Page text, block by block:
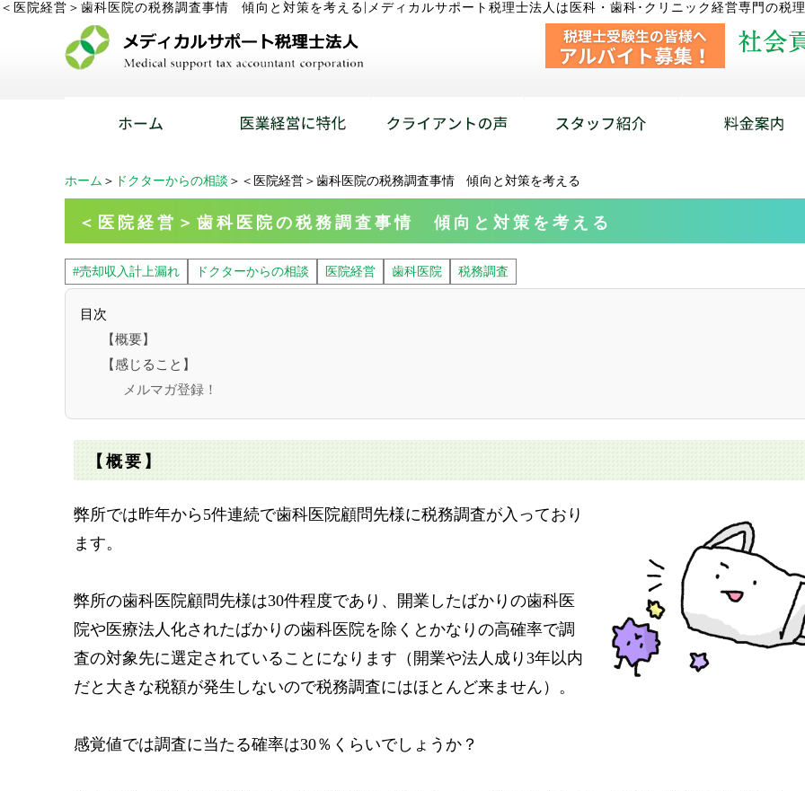
＜医院経営＞歯科医院の税務調査事情 傾向と対策を考える メディカルサポート税理士法人は医科・歯科･クリニック経営専門の税
ホーム ＞ ドクターからの相談 ＞＜医院経営＞歯科医院の税務調査事情 傾向と対策を考える
＜医院経営＞歯科医院の税務調査事情 傾向と対策を考える
#売却収入計上漏れ ドクターからの相談 医院経営 歯科医院 税務調査
目次
【概要】
【感じること】
メルマガ登録！
【概要】
弊所では昨年から5件連続で歯科医院顧問先様に税務調査が入っており
ます。
弊所の歯科医院顧問先様は30件程度であり、開業したばかりの歯科医
院や医療法人化されたばかりの歯科医院を除くとかなりの高確率で調
査の対象先に選定されていることになります（開業や法人成り3年以内
だと大きな税額が発生しないので税務調査にはほとんど来ません）。
感覚値では調査に当たる確率は30％くらいでしょうか？